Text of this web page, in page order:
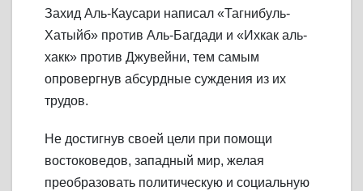
Захид Аль-Каусари написал «Тагнибуль-
Хатыйб» против Аль-Багдади и «Ихкак аль-
хакк» против Джувейни, тем самым
опровергнув абсурдные суждения из их
трудов.
Не достигнув своей цели при помощи
востоковедов, западный мир, желая
преобразовать политическую и социальную